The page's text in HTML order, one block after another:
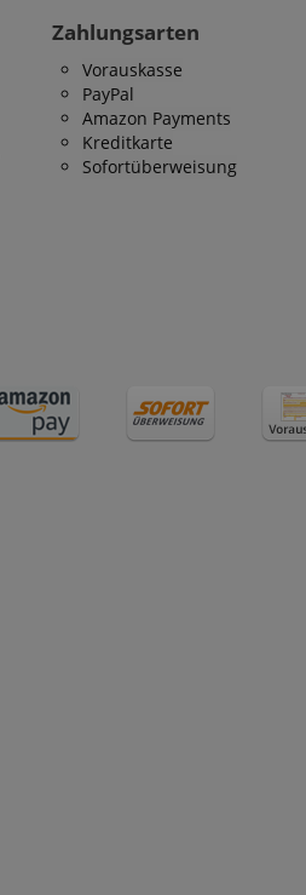
Zahlungsarten
Vorauskasse
PayPal
Amazon Payments
Kreditkarte
Sofortüberweisung